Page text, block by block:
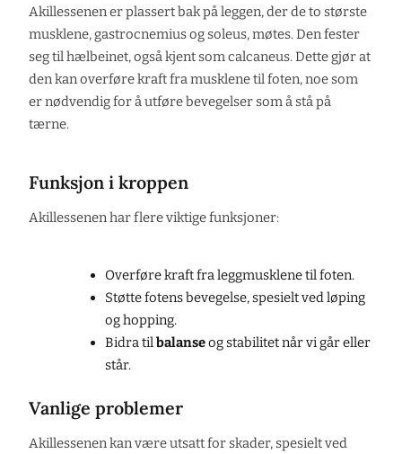
Akillessenen er plassert bak på leggen, der de to største
musklene, gastrocnemius og soleus, møtes. Den fester
seg til hælbeinet, også kjent som calcaneus. Dette gjør at
den kan overføre kraft fra musklene til foten, noe som
er nødvendig for å utføre bevegelser som å stå på
tærne.
Funksjon i kroppen
Akillessenen har flere viktige funksjoner:
Overføre kraft fra leggmusklene til foten.
Støtte fotens bevegelse, spesielt ved løping
og hopping.
Bidra tilbalanseog stabilitet når vi går eller
står.
Vanlige problemer
Akillessenen kan være utsatt for skader, spesielt ved